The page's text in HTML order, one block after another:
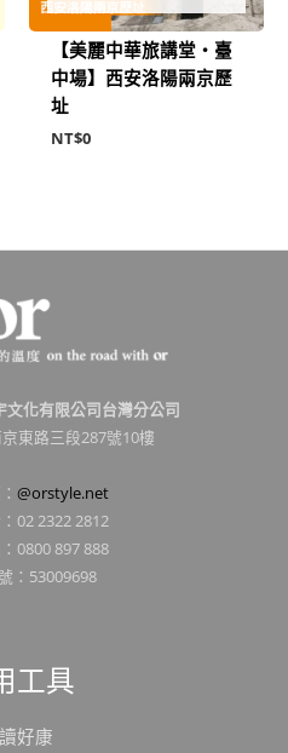
【美麗中華旅講堂‧臺
中場】西安洛陽兩京歷
址
NT$0
文化有限公司台灣分公司
東路三段287號10樓
@orstyle.net
02 2322 2812
0800 897 888
：53009698
工具
好康